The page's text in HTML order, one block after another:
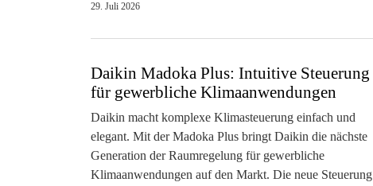
29. Juli 2026
Daikin Madoka Plus: Intuitive Steuerung
für gewerbliche Klimaanwendungen
Daikin macht komplexe Klimasteuerung einfach und
elegant. Mit der Madoka Plus bringt Daikin die nächste
Generation der Raumregelung für gewerbliche
Klimaanwendungen auf den Markt. Die neue Steuerung